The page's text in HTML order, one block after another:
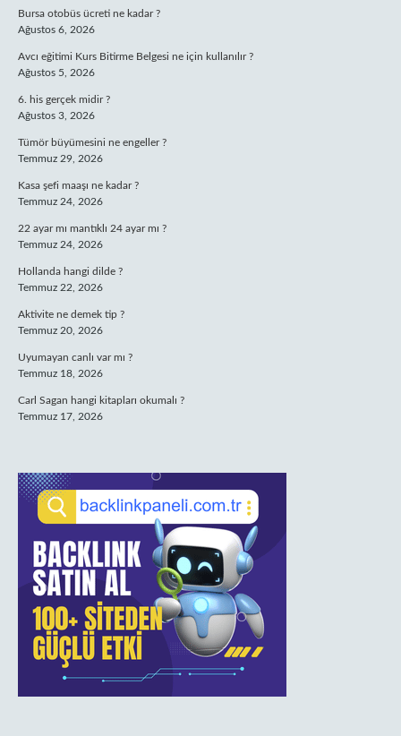
Bursa otobüs ücreti ne kadar ?
Ağustos 6, 2026
Avcı eğitimi Kurs Bitirme Belgesi ne için kullanılır ?
Ağustos 5, 2026
6. his gerçek midir ?
Ağustos 3, 2026
Tümör büyümesini ne engeller ?
Temmuz 29, 2026
Kasa şefi maaşı ne kadar ?
Temmuz 24, 2026
22 ayar mı mantıklı 24 ayar mı ?
Temmuz 24, 2026
Hollanda hangi dilde ?
Temmuz 22, 2026
Aktivite ne demek tip ?
Temmuz 20, 2026
Uyumayan canlı var mı ?
Temmuz 18, 2026
Carl Sagan hangi kitapları okumalı ?
Temmuz 17, 2026